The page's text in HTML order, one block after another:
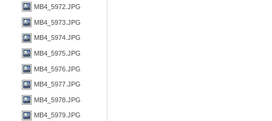
MB4_5972.JPG
MB4_5973.JPG
MB4_5974.JPG
MB4_5975.JPG
MB4_5976.JPG
MB4_5977.JPG
MB4_5978.JPG
MB4_5979.JPG